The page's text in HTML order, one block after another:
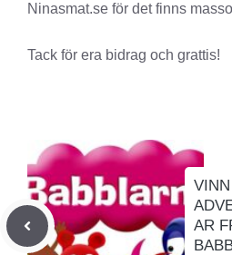
Ninasmat.se för det finns
Tack för era bidrag och grattis!
VINN
AR